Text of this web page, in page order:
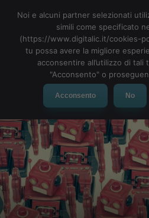
MENU
Noi e alcuni partner selezionati
simili come specificato
(https://www.digitalic.it/cookies-
tu possa avere la migliore
acconsentire all’utilizzo di
"Acconsento" o
Acconsento No